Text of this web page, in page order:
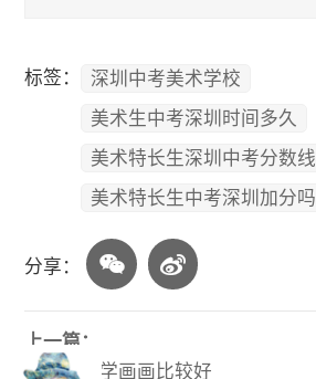
标签：
深圳中考美术学校
美术生中考深圳时间多久
美术特长生深圳中考分数线
美术特长生中考深圳加分吗
分享：
上一篇：
深圳哪里学画画比较好